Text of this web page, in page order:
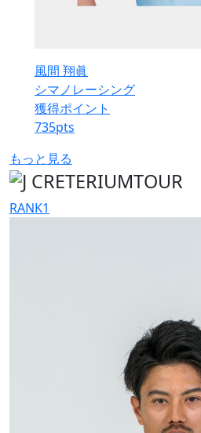
風間 翔眞
シマノレーシング
獲得ポイント
735pts
もっと見る
RANK1